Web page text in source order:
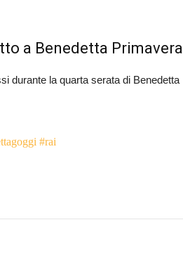
a Benedetta Primavera
durante la quarta serata di Benedetta
#rai